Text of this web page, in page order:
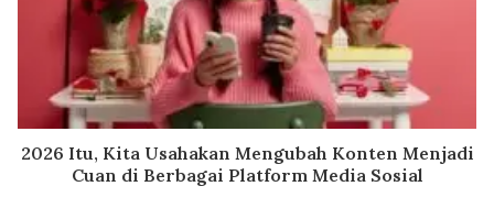
2026 Itu, Kita Usahakan Mengubah Konten Menjadi
Cuan di Berbagai Platform Media Sosial